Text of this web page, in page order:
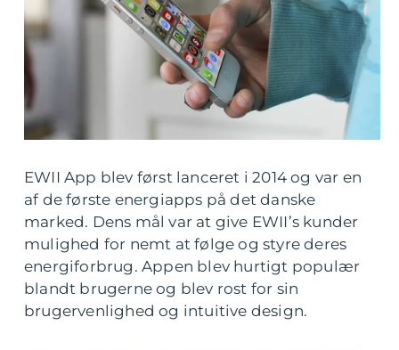
EWII App blev først lanceret i 2014 og var en
af de første energiapps på det danske
marked. Dens mål var at give EWII’s kunder
mulighed for nemt at følge og styre deres
energiforbrug. Appen blev hurtigt populær
blandt brugerne og blev rost for sin
brugervenlighed og intuitive design.